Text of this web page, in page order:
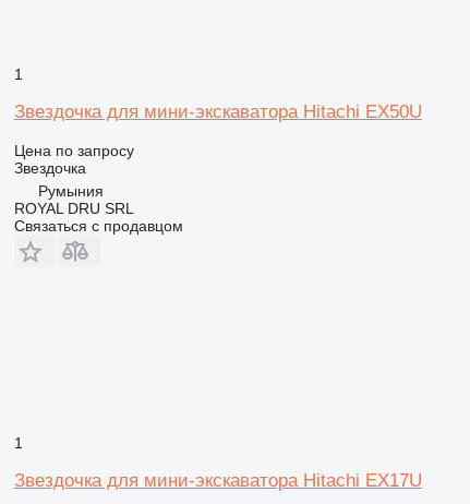
1
Звездочка для мини-экскаватора Hitachi EX50U
Цена по запросу
Звездочка
Румыния
ROYAL DRU SRL
Связаться с продавцом
1
Звездочка для мини-экскаватора Hitachi EX17U